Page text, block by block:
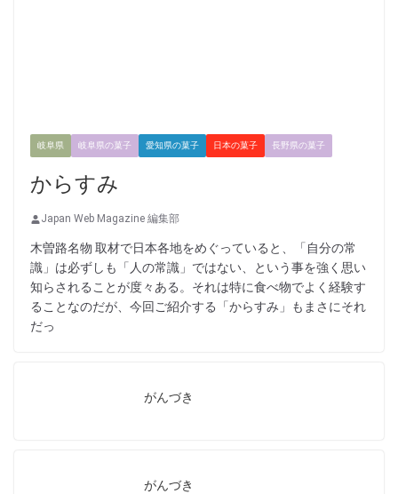
岐阜県 岐阜県の菓子 愛知県の菓子 日本の菓子 長野県の菓子
からすみ
Japan Web Magazine 編集部
木曽路名物 取材で日本各地をめぐっていると、「自分の常
識」は必ずしも「人の常識」ではない、という事を強く思い
知らされることが度々ある。それは特に食べ物でよく経験す
ることなのだが、今回ご紹介する「からすみ」もまさにそれ
だっ
がんづき
がんづき